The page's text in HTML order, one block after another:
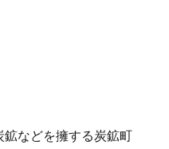
などを擁する炭鉱町